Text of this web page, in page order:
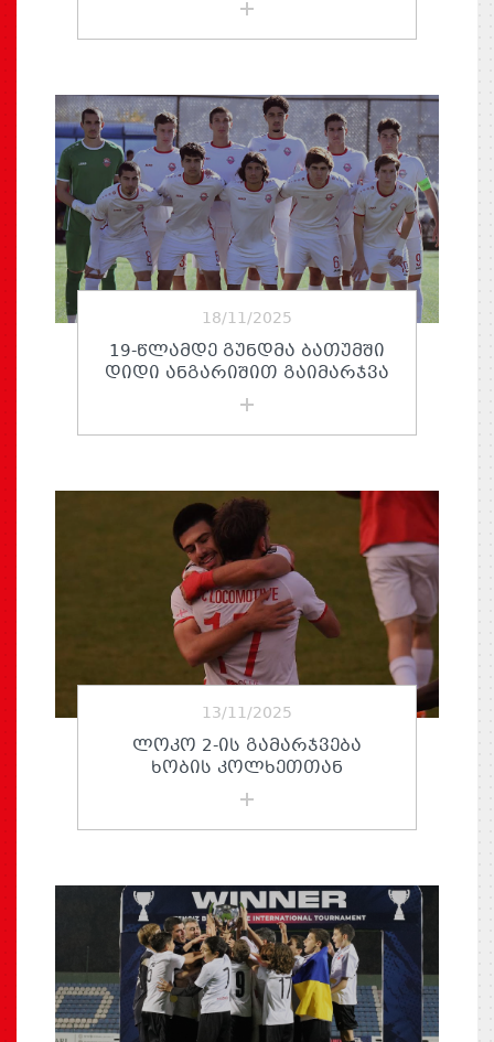
18/11/2025
19-ᲬᲚᲐᲛᲓᲔ ᲒᲣᲜᲓᲛᲐ ᲑᲐᲗᲣᲛᲨᲘ
ᲓᲘᲓᲘ ᲐᲜᲒᲐᲠᲘᲨᲘᲗ ᲒᲐᲘᲛᲐᲠᲯᲕᲐ
13/11/2025
ᲚᲝᲙᲝ 2-ᲘᲡ ᲒᲐᲛᲐᲠᲯᲕᲔᲑᲐ
ᲮᲝᲑᲘᲡ ᲙᲝᲚᲮᲔᲗᲗᲐᲜ